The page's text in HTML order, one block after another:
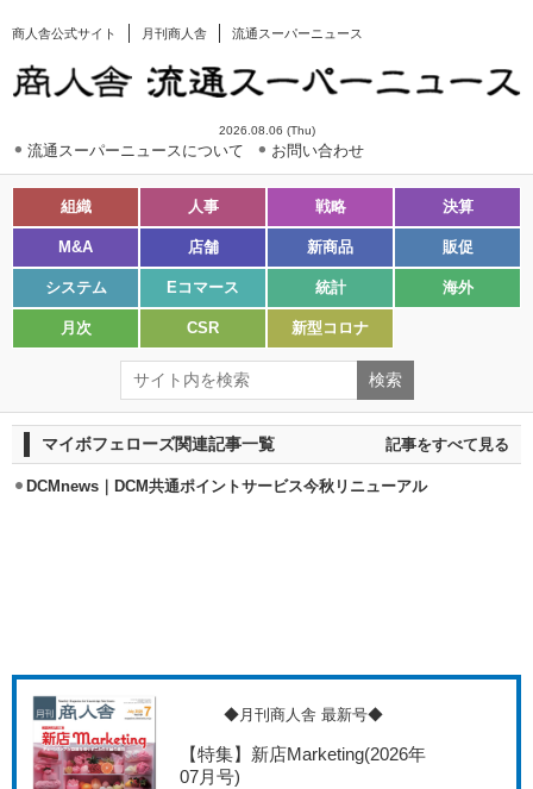
商人舎公式サイト 月刊商人舎 流通スーパーニュース
2026.08.06 (Thu)
流通スーパーニュースについて お問い合わせ
組織 人事 戦略 決算
M&A 店舗 新商品 販促
システム Eコマース 統計 海外
月次 CSR 新型コロナ
マイボフェローズ関連記事一覧 記事をすべて見る
DCMnews｜DCM共通ポイントサービス今秋リニューアル
◆月刊商人舎 最新号◆
【特集】新店Marketing(2026年
07月号)